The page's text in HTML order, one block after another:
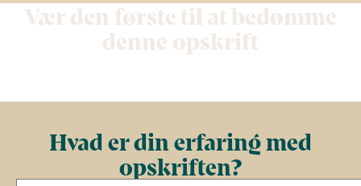
Vær den første til at bedømme
denne opskrift
Hvad er din erfaring med
opskriften?